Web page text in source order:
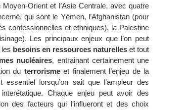
Orient et l’Asie Centrale, avec quatre
qui sont le Yémen, l’Afghanistan (pour
confessionnelles et ethniques), la Palestine
Les principaux enjeux que l’on peut
besoins en ressources naturelleset tout
nucléaires, entrainant certainement une
du terrorismeet finalement l’enjeu de la
essentiel lorsqu’on sait que l’ampleur des
Chaque enjeu peut avoir des
des facteurs qui l’influeront et des choix